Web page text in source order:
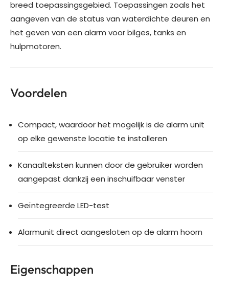
breed toepassingsgebied. Toepassingen zoals het
aangeven van de status van waterdichte deuren en
het geven van een alarm voor bilges, tanks en
hulpmotoren.
Voordelen
Compact, waardoor het mogelijk is de alarm unit
op elke gewenste locatie te installeren
Kanaalteksten kunnen door de gebruiker worden
aangepast dankzij een inschuifbaar venster
Geïntegreerde LED-test
Alarmunit direct aangesloten op de alarm hoorn
Eigenschappen